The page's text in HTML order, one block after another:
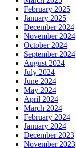
February 2025
January 2025
December 2024
November 2024
October 2024
September 2024
August 2024
July 2024
June 2024
May 2024
April 2024
March 2024
February 2024
January 2024
December 2023
November 2023